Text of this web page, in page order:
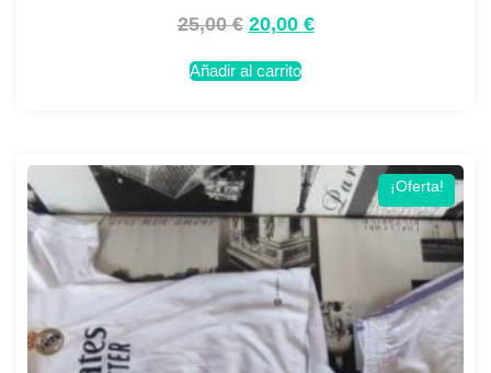
25,00€ 20,00 €
Añadir al carrito
¡Oferta!